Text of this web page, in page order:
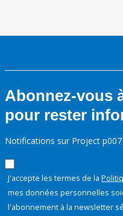
Abonnez-vous
pour rester
Notifications sur Project
J'accepte les termes de la
mes données personnelles
l'abonnement à la newsletter